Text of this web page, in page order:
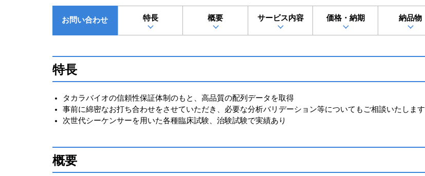
お問い合わせ 特長 概要 サービス内容 価格・納期 納品物
特長
タカラバイオの信頼性保証体制のもと、高品質の配列データを取得
事前に綿密なお打ち合わせをさせていただき、必要な分析バリデーション等についてもご相談いたします
次世代シーケンサーを用いた各種臨床試験、治験試験で実績あり
概要